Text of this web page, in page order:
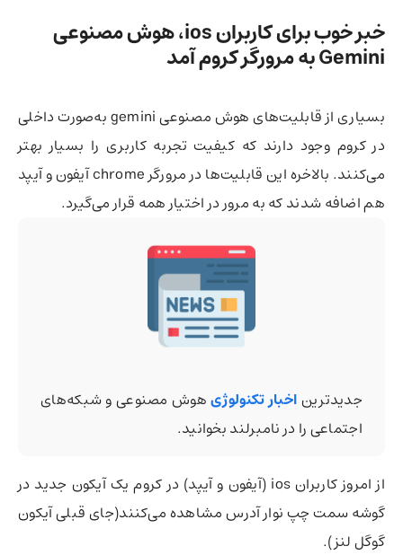
خبر خوب برای کاربران ios، هوش مصنوعی
Gemini به مرورگر کروم آمد
بسیاری از قابلیت‌های هوش مصنوعی gemini به‌صورت داخلی
در کروم وجود دارند که کیفیت تجربه کاربری را بسیار بهتر
می‌کنند. بالاخره این قابلیت‌ها در مرورگر chrome آیفون و آیپد
هم اضافه شدند که به مرور در اختیار همه قرار می‌گیرد.
جدیدتریناخبار تکنولوژیهوش مصنوعی و شبکه‌های
اجتماعی را در نامبرلند بخوانید.
از امروز کاربران ios (آیفون و آیپد) در کروم یک آیکون جدید در
گوشه سمت چپ نوار آدرس مشاهده می‌کنند(جای قبلی آیکون
گوگل لنز).